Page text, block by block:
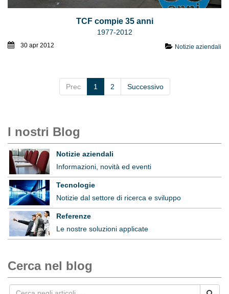
TCF compie 35 anni
1977-2012
30 apr 2012 Notizie aziendali
Prec 1 2 Successivo
I nostri Blog
Notizie aziendali
Informazioni, novità ed eventi
Tecnologie
Notizie dal settore di ricerca e sviluppo
Referenze
Le nostre soluzioni applicate
Cerca nel blog